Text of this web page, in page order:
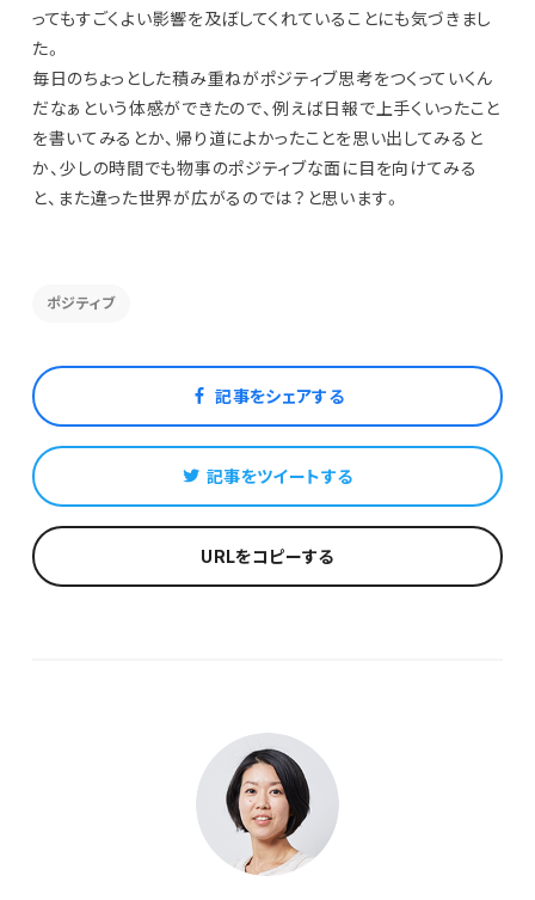
ってもすごくよい影響を及ぼしてくれていることにも気づきまし
た。
毎日のちょっとした積み重ねがポジティブ思考をつくっていくん
だなぁという体感ができたので、例えば日報で上手くいったこと
を書いてみるとか、帰り道によかったことを思い出してみると
か、少しの時間でも物事のポジティブな面に目を向けてみる
と、また違った世界が広がるのでは？と思います。
ポジティブ
記事をシェアする
記事をツイートする
URLをコピーする